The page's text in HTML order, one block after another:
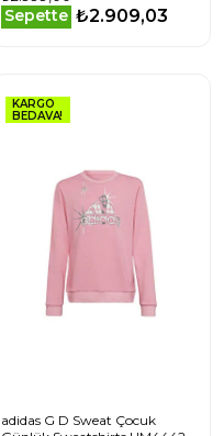
Sepette ₺2.909,03
KARGO
BEDAVA!
adidas G D Sweat Çocuk